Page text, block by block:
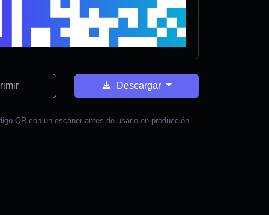
Descargar
QR con un escáner antes de usarlo en producción